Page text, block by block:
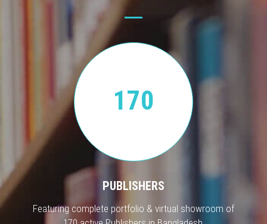
170
PUBLISHERS
Featuring complete portfolio & virtual showroom of